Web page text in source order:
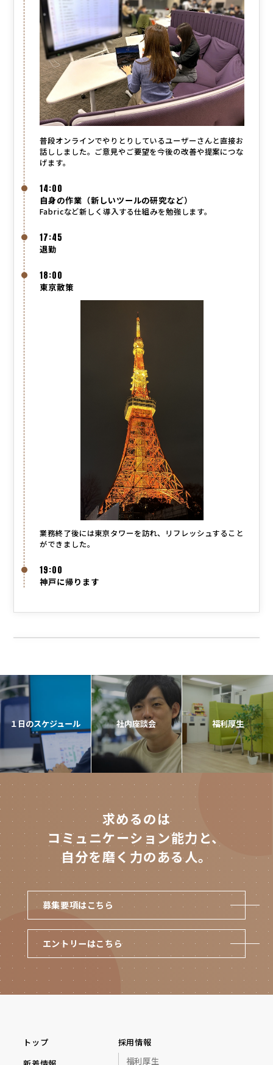
普段オンラインでやりとりしているユーザーさんと直接お
話ししました。ご意見やご要望を今後の改善や提案につな
げます。
14:00
自身の作業（新しいツールの研究など）
Fabricなど新しく導入する仕組みを勉強します。
17:45
退勤
18:00
東京散策
業務終了後には東京タワーを訪れ、リフレッシュすること
ができました。
19:00
神戸に帰ります
１日のスケジュール 社内座談会 福利厚生
求めるのは
コミュニケーション能力と、
自分を磨く力のある人。
募集要項はこちら
エントリーはこちら
トップ
採用情報
福利厚生